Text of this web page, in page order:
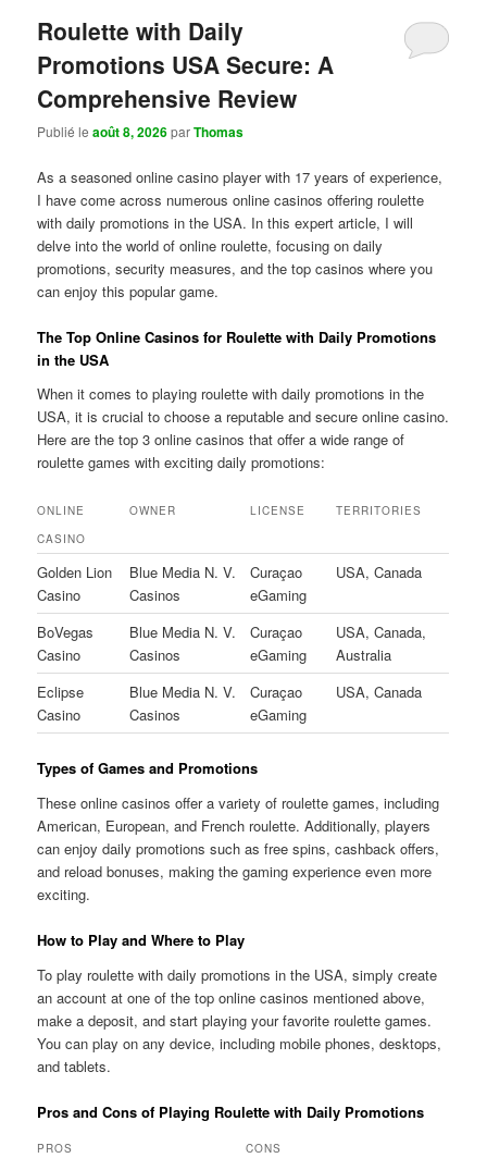
Roulette with Daily
Promotions USA Secure: A
Comprehensive Review
Publié leaoût 8, 2026parThomas
As a seasoned online casino player with 17 years of experience,
I have come across numerous online casinos offering roulette
with daily promotions in the USA. In this expert article, I will
delve into the world of online roulette, focusing on daily
promotions, security measures, and the top casinos where you
can enjoy this popular game.
The Top Online Casinos for Roulette with Daily Promotions
in the USA
When it comes to playing roulette with daily promotions in the
USA, it is crucial to choose a reputable and secure online casino.
Here are the top 3 online casinos that offer a wide range of
roulette games with exciting daily promotions:
ONLINE
CASINO
OWNER LICENSE TERRITORIES
Golden Lion
Casino
Blue Media N. V.
Casinos
Curaçao
eGaming
USA, Canada
BoVegas
Casino
Blue Media N. V.
Casinos
Curaçao
eGaming
USA, Canada,
Australia
Eclipse
Casino
Blue Media N. V.
Casinos
Curaçao
eGaming
USA, Canada
Types of Games and Promotions
These online casinos offer a variety of roulette games, including
American, European, and French roulette. Additionally, players
can enjoy daily promotions such as free spins, cashback offers,
and reload bonuses, making the gaming experience even more
exciting.
How to Play and Where to Play
To play roulette with daily promotions in the USA, simply create
an account at one of the top online casinos mentioned above,
make a deposit, and start playing your favorite roulette games.
You can play on any device, including mobile phones, desktops,
and tablets.
Pros and Cons of Playing Roulette with Daily Promotions
PROS CONS